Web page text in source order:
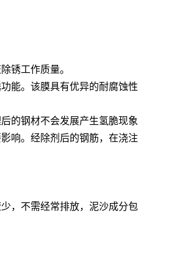
锈工作质量。
能。该膜具有优异的耐腐蚀性
的钢材不会发展产生氢脆现象
响。经除剂后的钢筋，在浇注
，不需经常排放，泥沙成分包